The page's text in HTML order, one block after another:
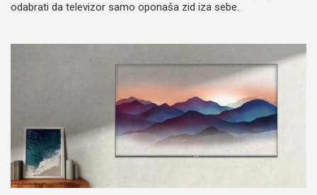
odabrati da televizor samo oponaša zid iza sebe.